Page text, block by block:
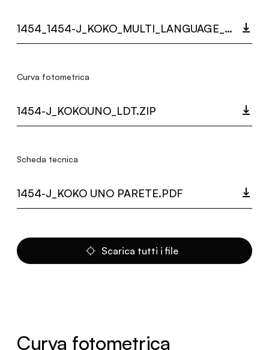
1454_1454-J_KOKO_MULTI_LANGUAGE_9493_INST.PDF
Curva fotometrica
1454-J_KOKOUNO_LDT.ZIP
Scheda tecnica
1454-J_KOKO UNO PARETE.PDF
Scarica tutti i file
Curva fotometrica